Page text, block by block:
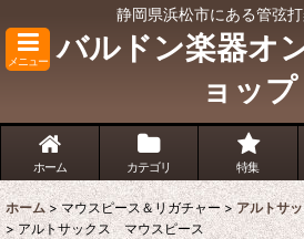
静岡県浜松市にある管弦
メニュー
バルドン楽器オ
ョップ
ホーム カテゴリ 特集
ホーム > マウスピース＆リガチャー > アルトサ
> アルトサックス マウスピース